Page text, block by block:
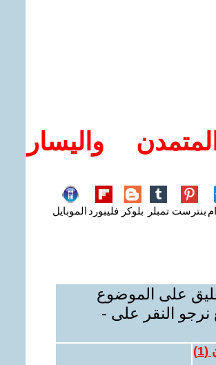
واليسار
بنترست تمبلر بلوكر فليبورد الموبايل
على الموضوع
نرجو النقر على -
(
1
)